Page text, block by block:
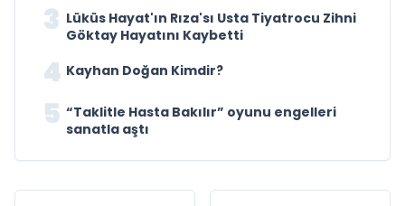
3 Lüküs Hayat'ın Rıza'sı Usta Tiyatrocu Zihni
Göktay Hayatını Kaybetti
4 Kayhan Doğan Kimdir?
5 “Taklitle Hasta Bakılır” oyunu engelleri
sanatla aştı